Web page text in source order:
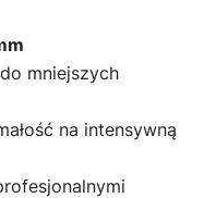
mniejszych
na intensywną